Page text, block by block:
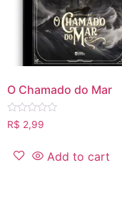
O Chamado do Mar
Rated
0
of
R$ 2,99
Add to cart